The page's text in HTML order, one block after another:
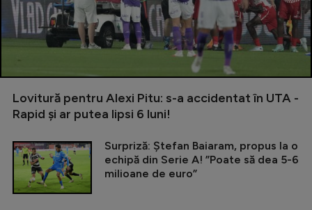
Lovitură pentru Alexi Pitu: s-a accidentat în UTA -
Rapid și ar putea lipsi 6 luni!
Surpriză: Ștefan Baiaram, propus la o
echipă din Serie A! ”Poate să dea 5-6
milioane de euro”